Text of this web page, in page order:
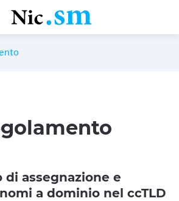
di assegnazione e
a dominio nel ccTLD